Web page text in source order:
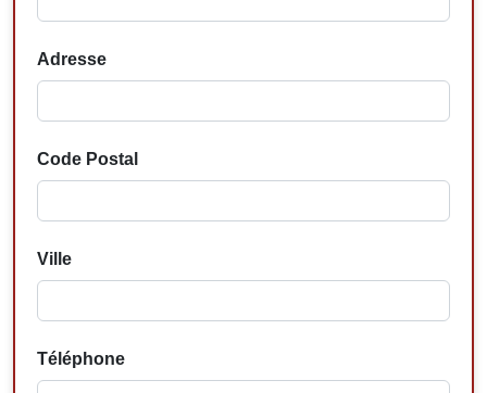
Adresse
Code Postal
Ville
Téléphone